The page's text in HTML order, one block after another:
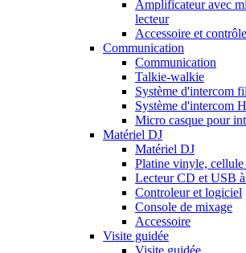
Amplificateur avec
lecteur
Accessoire et contrôle
Communication
Communication
Talkie-walkie
Système d'intercom
Système d'intercom
Micro casque pour
Matériel DJ
Matériel DJ
Platine vinyle, cellule
Lecteur CD et USB
Controleur et logiciel
Console de mixage
Accessoire
Visite guidée
Visite guidée